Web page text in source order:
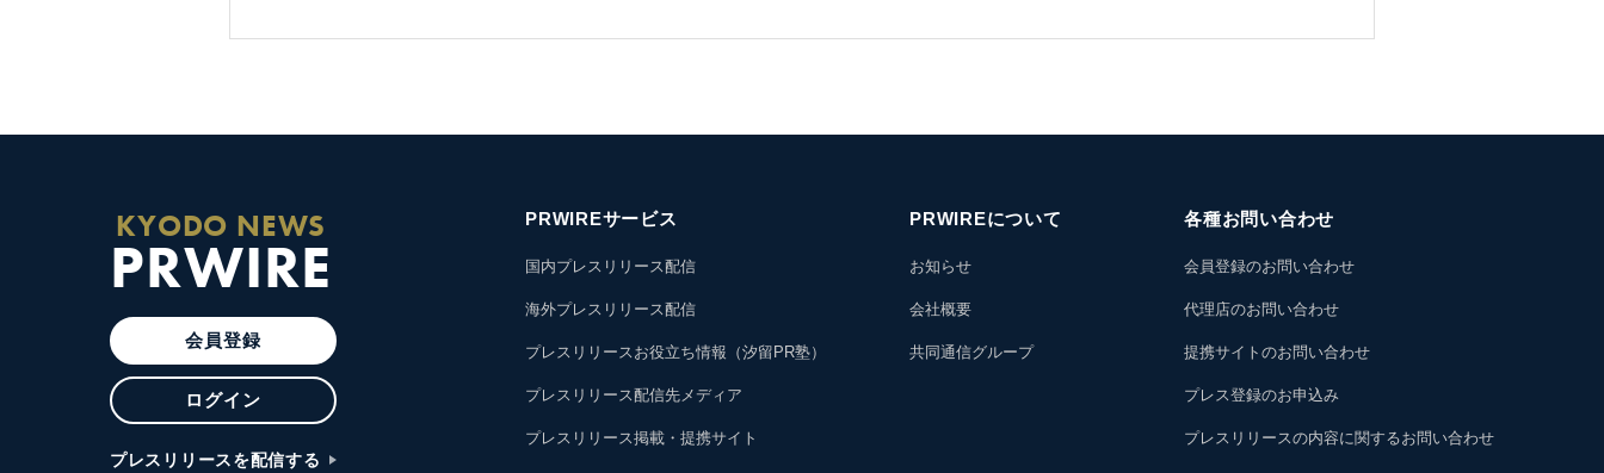
KYODO NEWS
PRWIRE
会員登録
ログイン
プレスリリースを配信する
PRWIREサービス
国内プレスリリース配信
海外プレスリリース配信
プレスリリースお役立ち情報（汐留PR塾）
プレスリリース配信先メディア
プレスリリース掲載・提携サイト
PRWIREについて
お知らせ
会社概要
共同通信グループ
各種お問い合わせ
会員登録のお問い合わせ
代理店のお問い合わせ
提携サイトのお問い合わせ
プレス登録のお申込み
プレスリリースの内容に関するお問い合わせ